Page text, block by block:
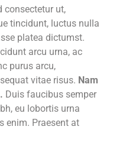
consectetur ut,
tincidunt, luctus nulla
platea dictumst.
arcu urna, ac
purus arcu,
vitae risus. Nam
Duis faucibus semper
eu lobortis urna
enim. Praesent at